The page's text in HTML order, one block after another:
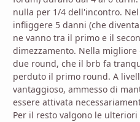
nulla per 1/4 dell'incontro.
infliggere 5 danni (che
ne vanno tra il primo e il
dimezzamento. Nella
due round, che il brb fa
perduto il primo round. A
vantaggioso, ammesso di
essere attivata
Per il resto valgono le